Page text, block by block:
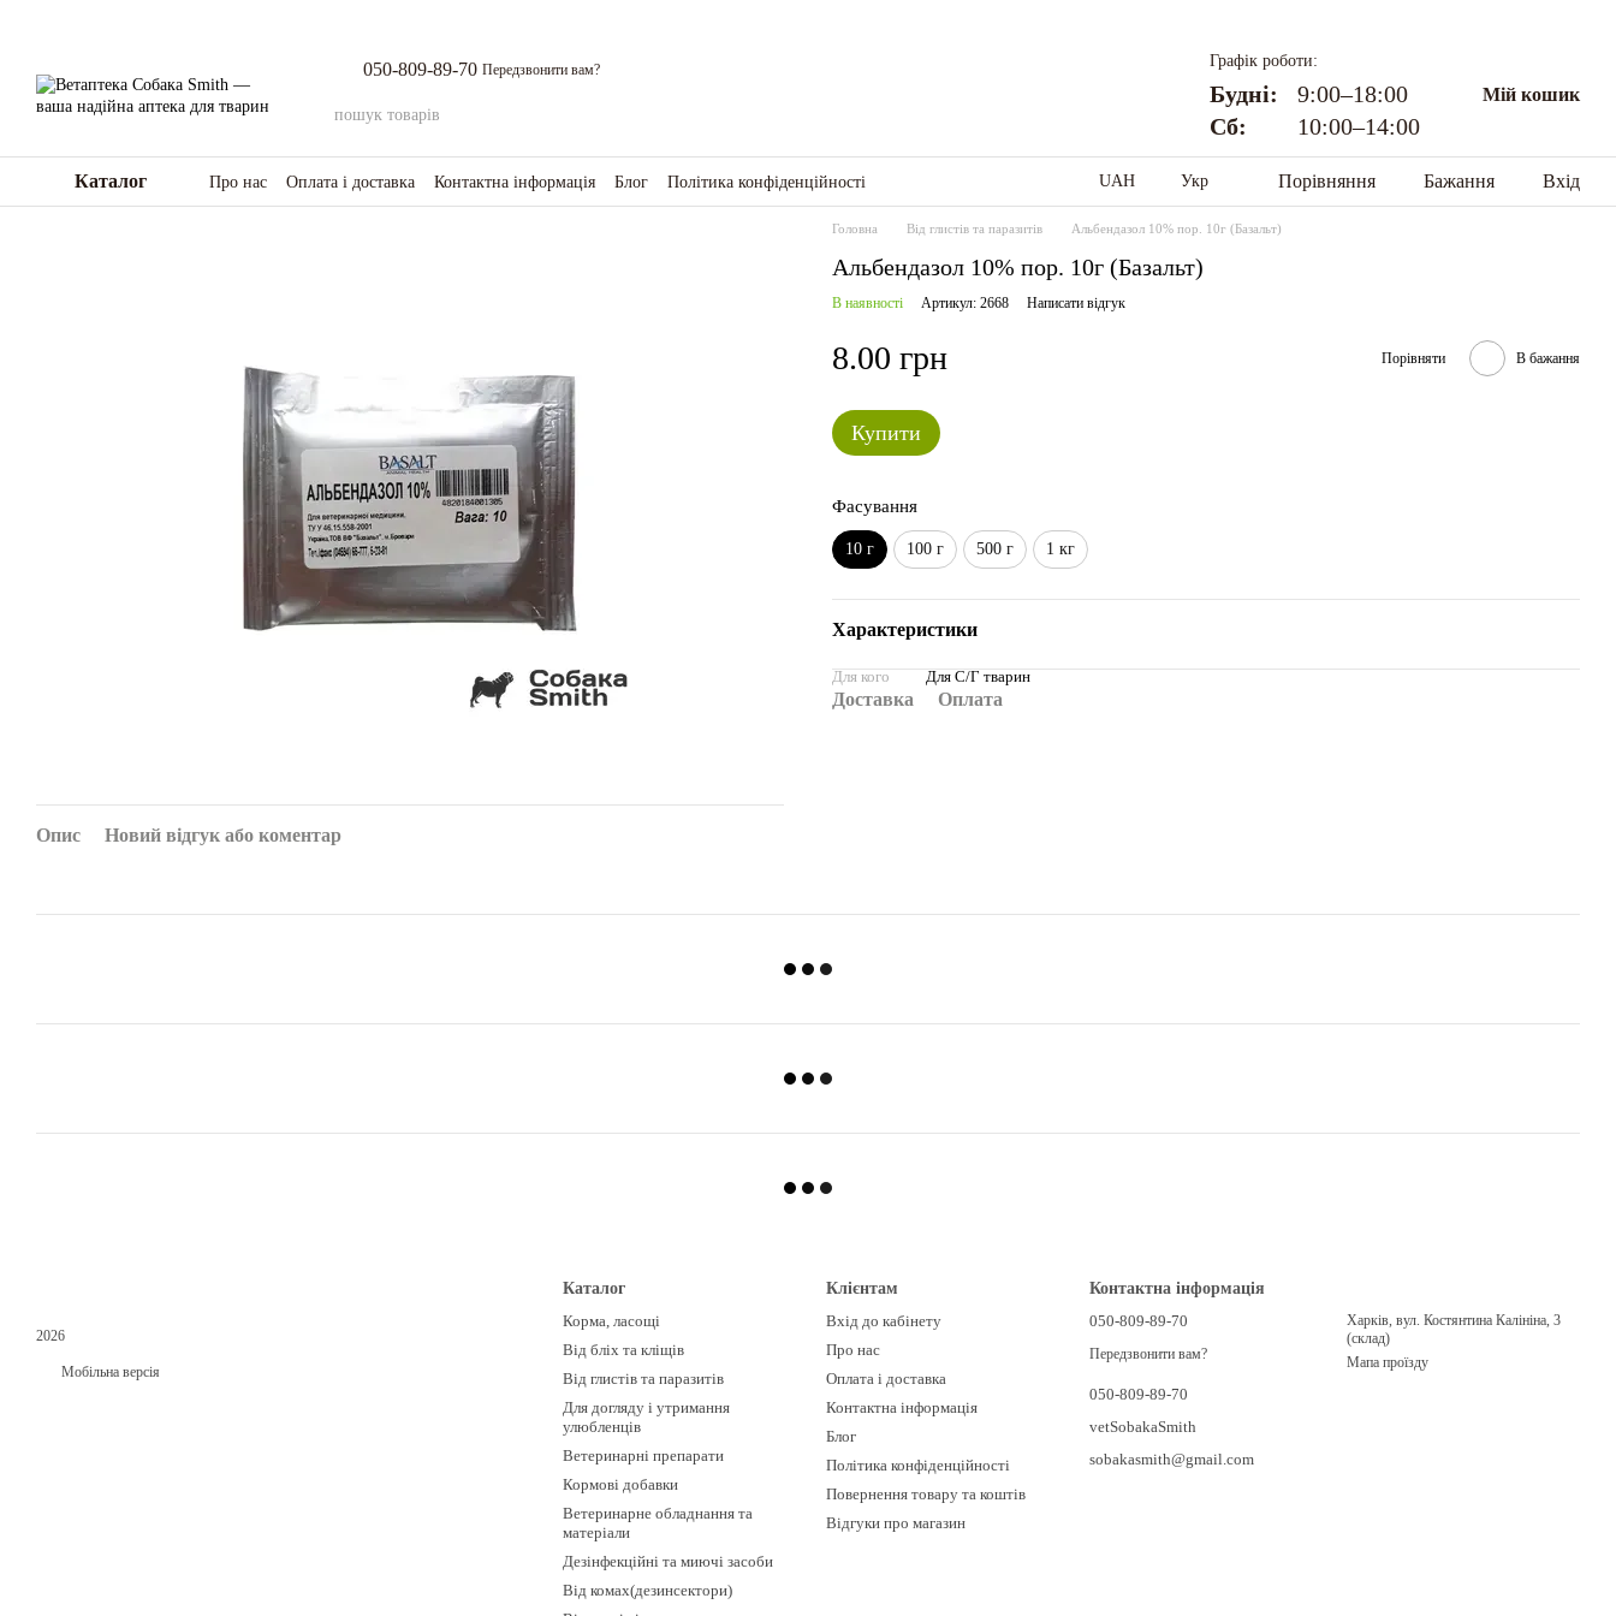
050-809-89-70 Передзвонити вам?
Графік роботи:
Будні:
9:00–18:00
Сб:
10:00–14:00
Мій кошик
Каталог Про нас Оплата і доставка Контактна інформація Блог
Політика конфіденційності
Повернення товару та коштів
Відгуки про магазин
UAH Укр Порівняння Бажання Вхід
Опис Новий відгук або коментар
Головна Від глистів та паразитів Альбендазол 10% пор. 10г (Базальт)
Альбендазол 10% пор. 10г (Базальт)
В наявності Артикул: 2668 Написати відгук
8.00 грн Порівняти В бажання
Купити
Фасування
10 г 100 г 500 г 1 кг
Характеристики
Для кого Для С/Г тварин
Доставка Оплата
2026
Мобільна версія
Каталог
Корма, ласощі
Від бліх та кліщів
Від глистів та паразитів
Для догляду і утримання
улюбленців
Ветеринарні препарати
Кормові добавки
Ветеринарне обладнання та
матеріали
Дезінфекційні та миючі засоби
Від комах(дезинсектори)
Клієнтам
Вхід до кабінету
Про нас
Оплата і доставка
Контактна інформація
Блог
Політика конфіденційності
Повернення товару та коштів
Відгуки про магазин
Контактна інформація
050-809-89-70
Передзвонити вам?
050-809-89-70
vetSobakaSmith
sobakasmith@gmail.com
Харків, вул. Костянтина Калініна, 3
(склад)
Мапа проїзду